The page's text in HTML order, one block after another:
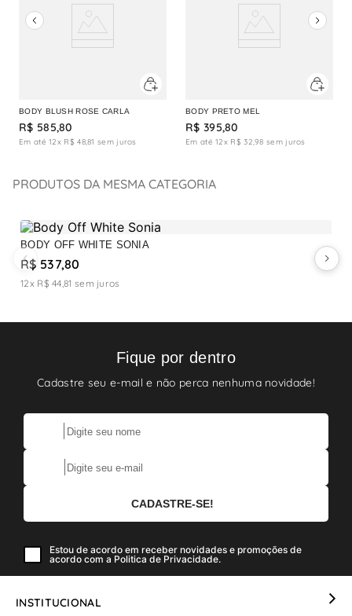
BODY BLUSH ROSE CARLA
R$ 585,80
Em até12x R$ 48,81 sem juros
BODY PRETO MEL
R$ 395,80
Em até12x R$ 32,98 sem juros
PRODUTOS DA MESMA CATEGORIA
BODY OFF WHITE SONIA
R$ 537,80
12x R$ 44,81 sem juros
Fique por dentro
Cadastre seu e-mail e não perca nenhuma novidade!
Estou de acordo em receber novidades e promoções de
acordo com a Politica de Privacidade.
INSTITUCIONAL